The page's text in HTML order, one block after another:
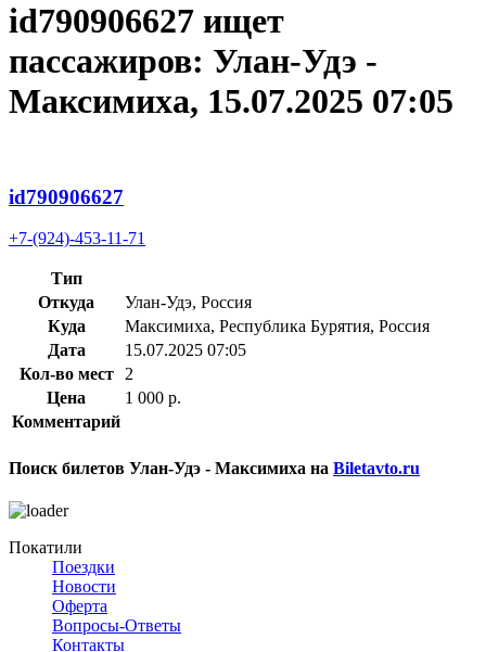
id790906627 ищет
пассажиров: Улан-Удэ -
Максимиха, 15.07.2025 07:05
id790906627
+7-(924)-453-11-71
Тип
Откуда
Улан-Удэ, Россия
Куда
Максимиха, Республика Бурятия, Россия
Дата
15.07.2025 07:05
Кол-во мест
2
Цена
1 000 р.
Комментарий
Поиск билетов Улан-Удэ - Максимиха на Biletavto.ru
Покатили
Поездки
Новости
Оферта
Вопросы-Ответы
Контакты